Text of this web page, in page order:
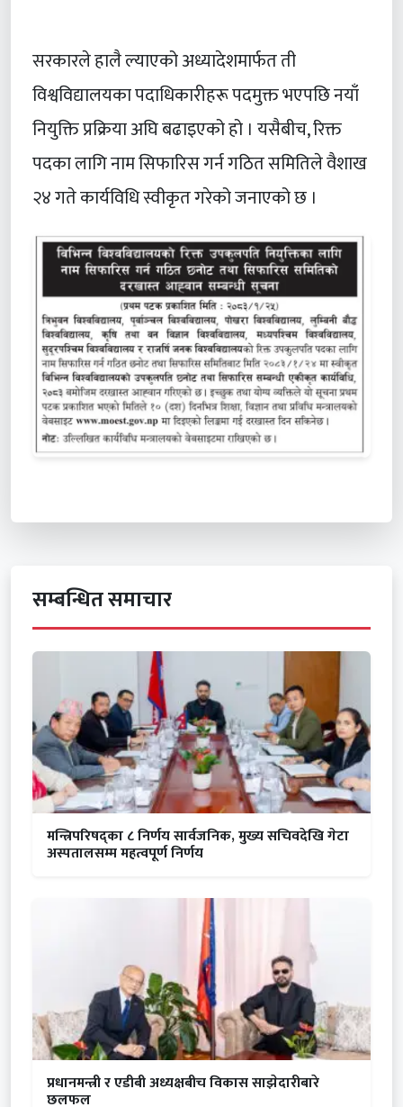
सरकारले हालै ल्याएको अध्यादेशमार्फत ती
विश्वविद्यालयका पदाधिकारीहरू पदमुक्त भएपछि नयाँ
नियुक्ति प्रक्रिया अघि बढाइएको हो । यसैबीच, रिक्त
पदका लागि नाम सिफारिस गर्न गठित समितिले वैशाख
२४ गते कार्यविधि स्वीकृत गरेको जनाएको छ ।
सम्बन्धित समाचार
मन्त्रिपरिषद्का ८ निर्णय सार्वजनिक, मुख्य सचिवदेखि गेटा
अस्पतालसम्म महत्वपूर्ण निर्णय
प्रधानमन्त्री र एडीबी अध्यक्षबीच विकास साझेदारीबारे
छलफल